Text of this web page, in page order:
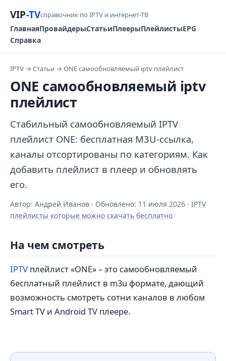
VIP-TVсправочник по IPTV и интернет-ТВ
ГлавнаяПровайдерыСтатьиПлеерыПлейлистыEPG
Справка
IPTV → Статьи → ONE самообновляемый iptv плейлист
ONE самообновляемый iptv
плейлист
Стабильный самообновляемый IPTV
плейлист ONE: бесплатная M3U-ссылка,
каналы отсортированы по категориям. Как
добавить плейлист в плеер и обновлять
его.
Автор: Андрей Иванов · Обновлено: 11 июля 2026 · IPTV
плейлисты которые можно скачать бесплатно
На чем смотреть
IPTV плейлист «ONE» – это самообновляемый
бесплатный плейлист в m3u формате, дающий
возможность смотреть сотни каналов в любом
Smart TV и Android TV плеере.